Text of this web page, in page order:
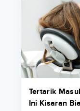
Tertarik
Ini Kisaran